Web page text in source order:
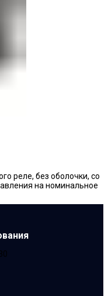
реле, без оболочки, со
на номинальное